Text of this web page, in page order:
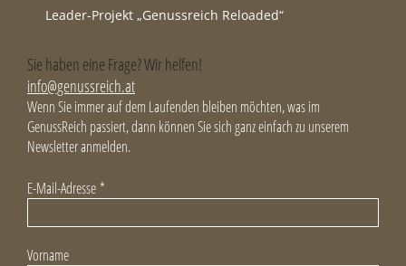
Leader-Projekt „Genussreich Reloaded“
Sie haben eine Frage? Wir helfen!
info@genussreich.at
Wenn Sie immer auf dem Laufenden bleiben möchten, was im
GenussReich passiert, dann können Sie sich ganz einfach zu unserem
Newsletter anmelden.
E-Mail-Adresse *
Vorname